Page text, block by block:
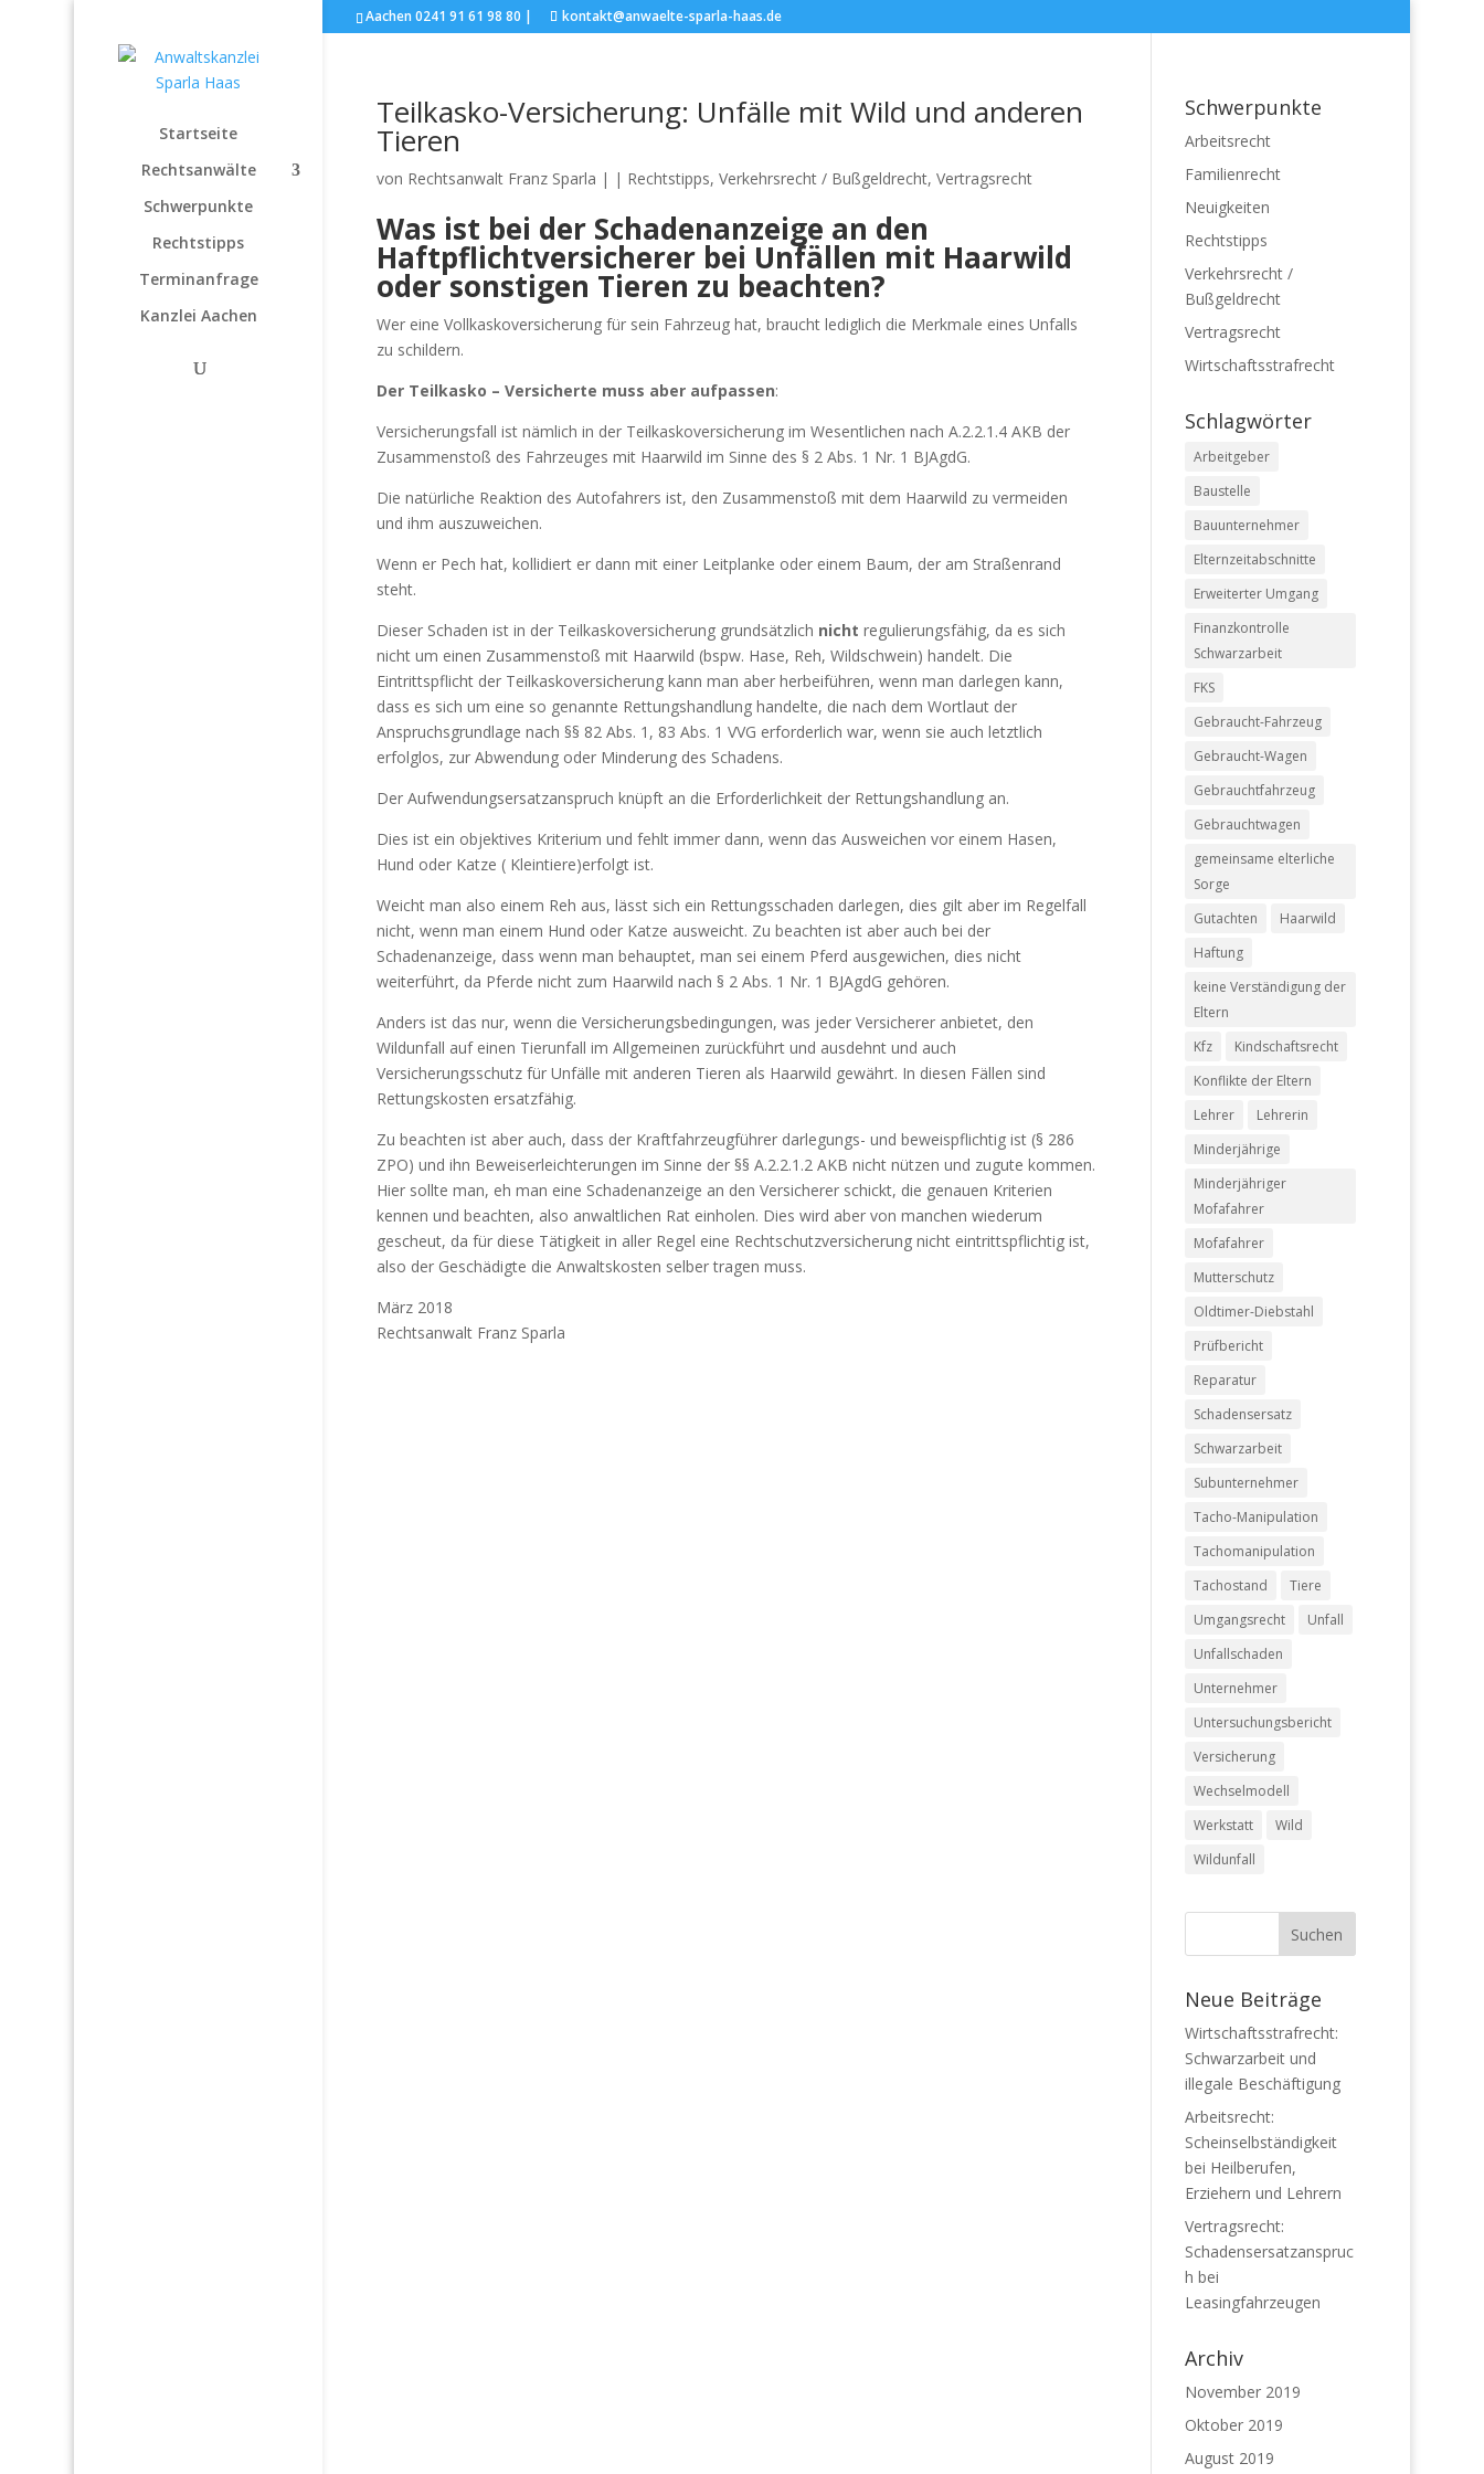
Aachen 0241 91 61 98 80 | kontakt@anwaelte-sparla-haas.de
Startseite
Rechtsanwälte
Schwerpunkte
Rechtstipps
Terminanfrage
Kanzlei Aachen
Teilkasko-Versicherung: Unfälle mit Wild und anderen
Tieren
von Rechtsanwalt Franz Sparla | | Rechtstipps,Verkehrsrecht / Bußgeldrecht,Vertragsrecht
Was ist bei der Schadenanzeige an den
Haftpflichtversicherer bei Unfällen mit Haarwild
oder sonstigen Tieren zu beachten?
Wer eine Vollkaskoversicherung für sein Fahrzeug hat, braucht lediglich die Merkmale eines Unfalls
zu schildern.
Der Teilkasko – Versicherte muss aber aufpassen:
Versicherungsfall ist nämlich in der Teilkaskoversicherung im Wesentlichen nach A.2.2.1.4 AKB der
Zusammenstoß des Fahrzeuges mit Haarwild im Sinne des § 2 Abs. 1 Nr. 1 BJAgdG.
Die natürliche Reaktion des Autofahrers ist, den Zusammenstoß mit dem Haarwild zu vermeiden
und ihm auszuweichen.
Wenn er Pech hat, kollidiert er dann mit einer Leitplanke oder einem Baum, der am Straßenrand
steht.
Dieser Schaden ist in der Teilkasko­versicherung grundsätzlich nicht regulierungsfähig, da es sich
nicht um einen Zusammenstoß mit Haarwild (bspw. Hase, Reh, Wildschwein) handelt. Die
Eintrittspflicht der Teilkaskoversicherung kann man aber herbeiführen, wenn man darlegen kann,
dass es sich um eine so genannte Rettungshandlung handelte, die nach dem Wortlaut der
Anspruchsgrundlage nach §§ 82 Abs. 1, 83 Abs. 1 VVG erforderlich war, wenn sie auch letztlich
erfolglos, zur Abwendung oder Minderung des Schadens.
Der Aufwendungsersatzanspruch knüpft an die Erforderlichkeit der Rettungshandlung an.
Dies ist ein objektives Kriterium und fehlt immer dann, wenn das Ausweichen vor einem Hasen,
Hund oder Katze ( Kleintiere)erfolgt ist.
Weicht man also einem Reh aus, lässt sich ein Rettungsschaden darlegen, dies gilt aber im Regelfall
nicht, wenn man einem Hund oder Katze ausweicht. Zu beachten ist aber auch bei der
Schadenanzeige, dass wenn man behauptet, man sei einem Pferd ausgewichen, dies nicht
weiterführt, da Pferde nicht zum Haarwild nach § 2 Abs. 1 Nr. 1 BJAgdG gehören.
Anders ist das nur, wenn die Versicherungsbedingungen, was jeder Versicherer anbietet, den
Wildunfall auf einen Tierunfall im Allgemeinen zurückführt und ausdehnt und auch
Versicherungsschutz für Unfälle mit anderen Tieren als Haarwild gewährt. In diesen Fällen sind
Rettungskosten ersatzfähig.
Zu beachten ist aber auch, dass der Kraftfahrzeugführer darlegungs- und beweispflichtig ist (§ 286
ZPO) und ihn Beweiserleichterungen im Sinne der §§ A.2.2.1.2 AKB nicht nützen und zugute kommen.
Hier sollte man, eh man eine Schadenanzeige an den Versicherer schickt, die genauen Kriterien
kennen und beachten, also anwaltlichen Rat einholen. Dies wird aber von manchen wiederum
gescheut, da für diese Tätigkeit in aller Regel eine Rechtschutzversicherung nicht eintrittspflichtig ist,
also der Geschädigte die Anwaltskosten selber tragen muss.
März 2018
Rechtsanwalt Franz Sparla
Schwerpunkte
Arbeitsrecht
Familienrecht
Neuigkeiten
Rechtstipps
Verkehrsrecht /
Bußgeldrecht
Vertragsrecht
Wirtschaftsstrafrecht
Schlagwörter
Arbeitgeber
Baustelle
Bauunternehmer
Elternzeitabschnitte
Erweiterter Umgang
Finanzkontrolle
Schwarzarbeit
FKS
Gebraucht-Fahrzeug
Gebraucht-Wagen
Gebrauchtfahrzeug
Gebrauchtwagen
gemeinsame elterliche
Sorge
Gutachten
Haarwild
Haftung
keine Verständigung der
Eltern
Kfz
Kindschaftsrecht
Konflikte der Eltern
Lehrer
Lehrerin
Minderjährige
Minderjähriger
Mofafahrer
Mofafahrer
Mutterschutz
Oldtimer-Diebstahl
Prüfbericht
Reparatur
Schadensersatz
Schwarzarbeit
Subunternehmer
Tacho-Manipulation
Tachomanipulation
Tachostand
Tiere
Umgangsrecht
Unfall
Unfallschaden
Unternehmer
Untersuchungsbericht
Versicherung
Wechselmodell
Werkstatt
Wild
Wildunfall
Neue Beiträge
Wirtschaftsstrafrecht:
Schwarzarbeit und
illegale Beschäftigung
Arbeitsrecht:
Scheinselbständigkeit
bei Heilberufen,
Erziehern und Lehrern
Vertragsrecht:
Schadensersatzanspruc
h bei
Leasingfahrzeugen
Archiv
November 2019
Oktober 2019
August 2019